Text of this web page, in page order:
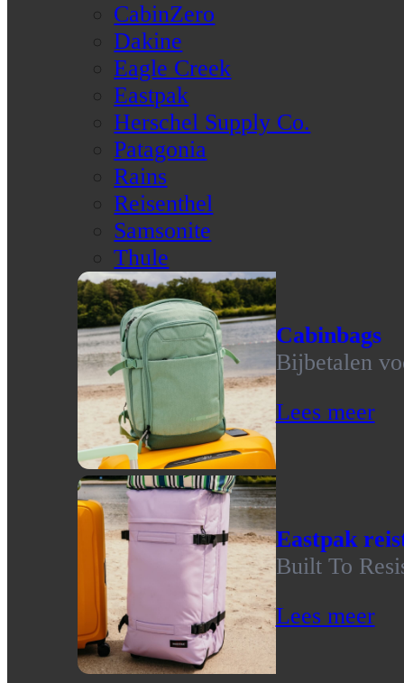
CabinZero
Dakine
Eagle Creek
Eastpak
Herschel Supply Co.
Patagonia
Rains
Reisenthel
Samsonite
Thule
Cabinbags
Bijbetalen
Lees meer
Eastpak
Built To
Lees meer